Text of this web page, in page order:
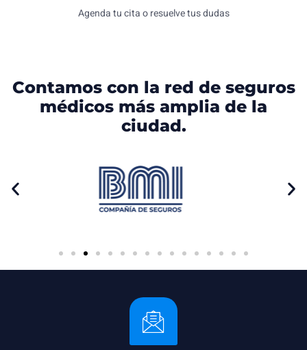
Agenda tu cita o resuelve tus dudas
Contamos con la red de seguros
médicos más amplia de la
ciudad.